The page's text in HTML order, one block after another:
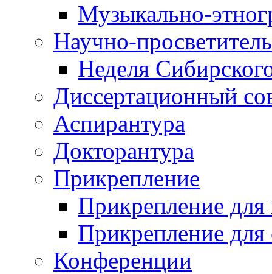
Музыкально-
Научно-
Неделя
Диссертационный
Аспирантура
Докторантура
Прикрепление
Прикрепление для
Прикрепление для
Конференции